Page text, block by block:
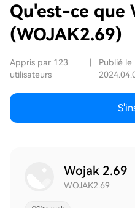
Qu'est-ce que
(WOJAK2.69)
Appris par 123
utilisateurs
Publié le
Wojak 2.69
WOJAK2.69